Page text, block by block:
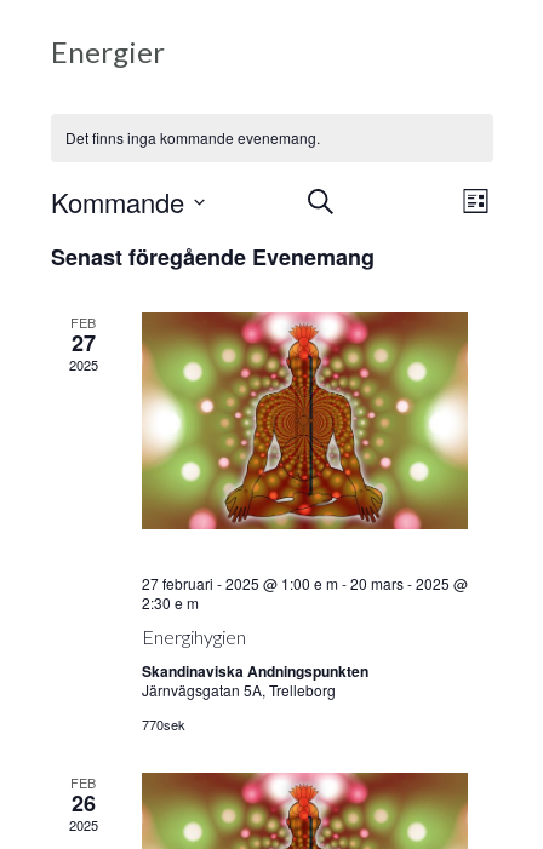
Energier
Det finns inga kommande evenemang.
Evenemang
Search
and
Views
Navigation
Sök
Lista
Kommande
datum.
Senast föregående Evenemang
FEB
27
2025
27 februari - 2025 @ 1:00 e m-20 mars - 2025 @
2:30 e m
Energihygien
Skandinaviska Andningspunkten
Järnvägsgatan 5A, Trelleborg
770sek
FEB
26
2025